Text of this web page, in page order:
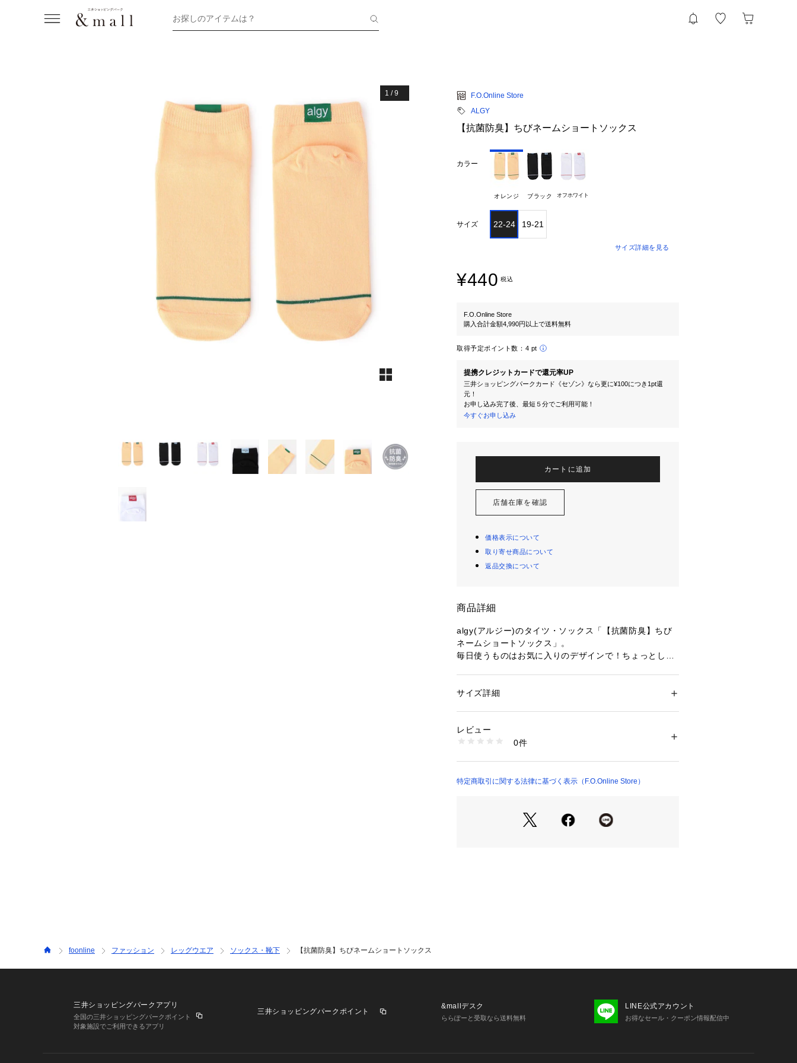
お探しのアイテムは？
1 /9
F.O.Online Store
ALGY
【抗菌防臭】ちびネームショートソックス
カラー
オレンジ ブラック オフホワイト
サイズ 22-24 19-21
サイズ詳細を見る
¥440 税込
F.O.Online Store
購入合計金額4,990円以上で送料無料
取得予定ポイント数： 4 pt
提携クレジットカードで還元率UP
三井ショッピングパークカード《セゾン》なら更に¥100につき1pt還
元！
お申し込み完了後、最短５分でご利用可能！
今すぐお申し込み
カートに追加
店舗在庫を確認
価格表示について
取り寄せ商品について
返品交換について
商品詳細
algy(アルジー)のタイツ・ソックス「【抗菌防臭】ちび
ネームショートソックス」。
毎日使うものはお気に入りのデザインで！ちょっとした
【 algy ーアルジー ー 】
全部そろう小中学生向けブランドです。
加工がございます。（一部除外あり）
性別：キッズ・ベビー
G354935 （ショップ）
サイズ詳細
レビュー
0件
特定商取引に関する法律に基づく表示（F.O.Online Store）
foonline ファッション レッグウエア ソックス・靴下 【抗菌防臭】ちびネームショートソックス
三井ショッピングパークアプリ
全国の三井ショッピングパークポイント
対象施設でご利用できるアプリ
三井ショッピングパークポイント
&mallデスク
ららぽーと受取なら送料無料
LINE公式アカウント
お得なセール・クーポン情報配信中